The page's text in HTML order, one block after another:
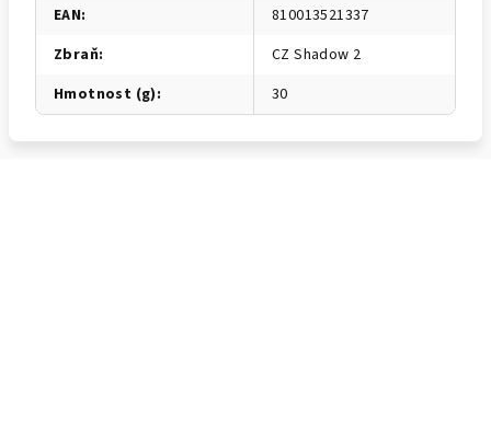
EAN:
810013521337
Zbraň:
CZ Shadow 2
Hmotnost (g): 30